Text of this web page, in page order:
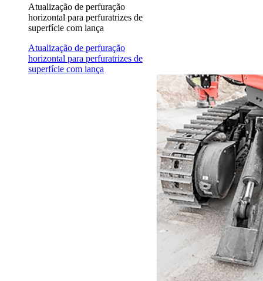
Atualização de perfuração
horizontal para perfuratrizes de
superfície com lança
Atualização de perfuração
horizontal para perfuratrizes de
superfície com lança